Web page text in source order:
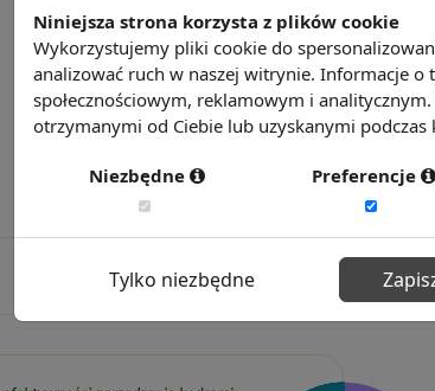
Niniejsza strona korzysta z plików cookie
Wykorzystujemy pliki cookie do
analizować ruch w naszej witrynie. Informacje
społecznościowym, reklamowym i
otrzymanymi od Ciebie lub uzyskanymi podczas
Niezbędne Preferencje
Tylko niezbędne